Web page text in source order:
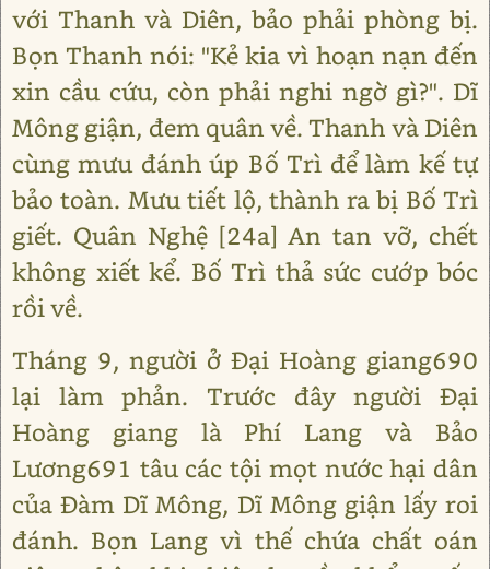
với Thanh và Diên, bảo phải phòng bị.
Bọn Thanh nói: "Kẻ kia vì hoạn nạn đến
xin cầu cứu, còn phải nghi ngờ gì?". Dĩ
Mông giận, đem quân về. Thanh và Diên
cùng mưu đánh úp Bố Trì để làm kế tự
bảo toàn. Mưu tiết lộ, thành ra bị Bố Trì
giết. Quân Nghệ [24a] An tan vỡ, chết
không xiết kể. Bố Trì thả sức cướp bóc
rồi về.
Tháng 9, người ở Đại Hoàng giang690
lại làm phản. Trước đây người Đại
Hoàng giang là Phí Lang và Bảo
Lương691 tâu các tội mọt nước hại dân
của Đàm Dĩ Mông, Dĩ Mông giận lấy roi
đánh. Bọn Lang vì thế chứa chất oán